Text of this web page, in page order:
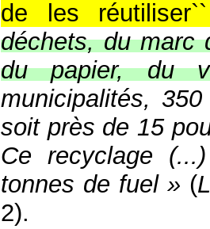
de les
déchets, du marc
du papier, du
municipalités,
soit près de 15
Ce recyclage
tonnes de fuel » (
2).